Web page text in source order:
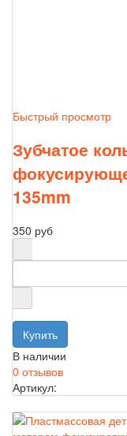
Быстрый просмотр
Зубчатое
135mm
350 руб
В наличии
0 отзывов
Артикул: